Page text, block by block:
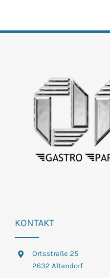
KONTAKT
Ortsstraße 25
2632 Altendorf